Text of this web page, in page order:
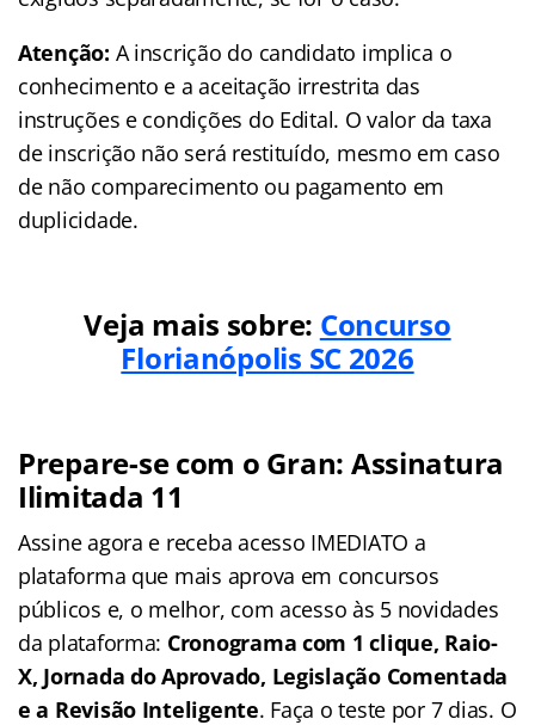
Atenção: A inscrição do candidato implica o
conhecimento e a aceitação irrestrita das
instruções e condições do Edital. O valor da taxa
de inscrição não será restituído, mesmo em caso
de não comparecimento ou pagamento em
duplicidade.
Veja mais sobre: Concurso
Florianópolis SC 2026
Prepare-se com o Gran: Assinatura
Ilimitada 11
Assine agora e receba acesso IMEDIATO a
plataforma que mais aprova em concursos
públicos e, o melhor, com acesso às 5 novidades
da plataforma: Cronograma com 1 clique, Raio-
X, Jornada do Aprovado, Legislação Comentada
e a Revisão Inteligente. Faça o teste por 7 dias. O